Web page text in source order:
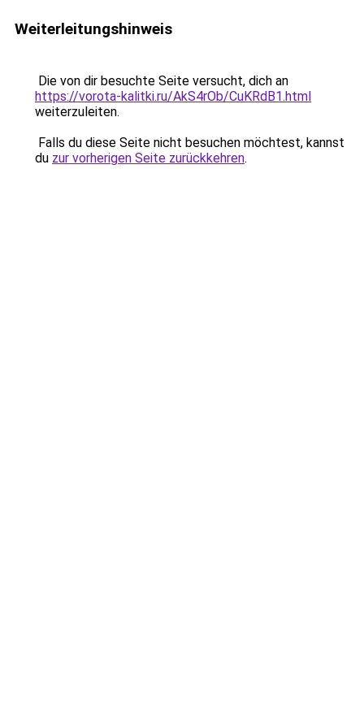
Weiterleitungshinweis
Die von dir besuchte Seite versucht, dich an
https://vorota-kalitki.ru/AkS4rOb/CuKRdB1.html
weiterzuleiten.
Falls du diese Seite nicht besuchen möchtest, kannst
du zur vorherigen Seite zurückkehren.